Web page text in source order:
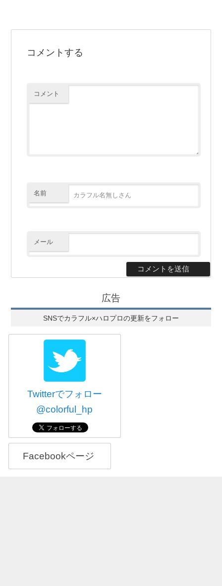
コメントする
コメント
名前
メール
広告
SNSでカラフル×ハロプロの更新をフォロー
Twitterでフォロー
@colorful_hp
Facebookページ